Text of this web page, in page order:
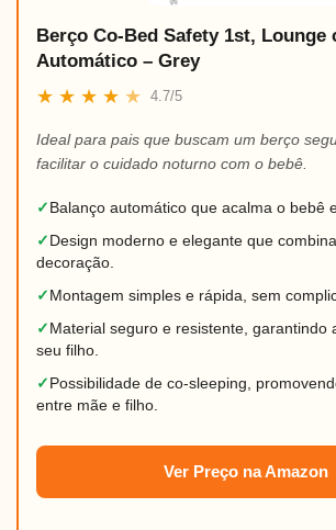
Berço Co-Bed Safety 1st, Lounge
Automático – Grey
★ ★ ★ ★ ★ 4.7/5
Ideal para pais que buscam um berço
facilitar o cuidado noturno com o bebê.
✓ Balanço automático que acalma o bebê
✓ Design moderno e elegante que
decoração.
✓ Montagem simples e rápida, sem
✓ Material seguro e resistente, garantindo
seu filho.
✓ Possibilidade de co-sleeping,
entre mãe e filho.
Ver Preço na Amazon